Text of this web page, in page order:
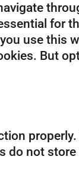
for
use this
But
do not